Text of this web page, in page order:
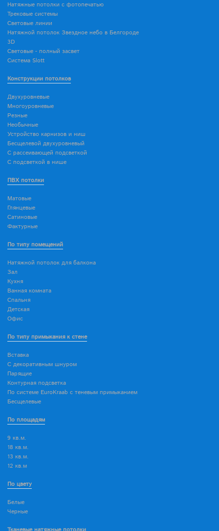
Натяжные потолки с фотопечатью
Трековые системы
Световые линии
Натяжной потолок Звездное небо в Белгороде
3D
Световые - полный засвет
Система Slott
Конструкции потолков
Двухуровневые
Многоуровневые
Резные
Необычные
Устройство карнизов и ниш
Бесщелевой двухуровневый
С рассеивающей подсветкой
С подсветкой в нише
ПВХ потолки
Матовые
Глянцевые
Сатиновые
Фактурные
По типу помещений
Натяжной потолок для балкона
Зал
Кухня
Ванная комната
Спальня
Детская
Офис
По типу примыкания к стене
Вставка
С декоративным шнуром
Парящие
Контурная подсветка
По системе EuroKraab с теневым примыканием
Бесщелевые
По площадям
9 кв.м.
18 кв.м.
13 кв.м.
12 кв.м
По цвету
Белые
Черные